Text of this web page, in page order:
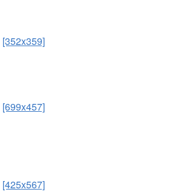
[352x359]
[699x457]
[425x567]